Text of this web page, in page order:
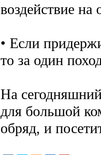
воздействие на
• Если
то за один
На
для большой
обряд, и